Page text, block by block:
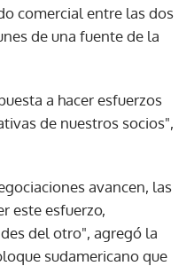
comercial entre las dos
de una fuente de la
a hacer esfuerzos
de nuestros socios",
avancen, las
este esfuerzo,
del otro", agregó la
sudamericano que